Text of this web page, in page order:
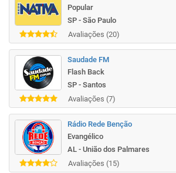
Popular
SP - São Paulo
Avaliações (20)
Saudade FM
Flash Back
SP - Santos
Avaliações (7)
Rádio Rede Benção
Evangélico
AL - União dos Palmares
Avaliações (15)